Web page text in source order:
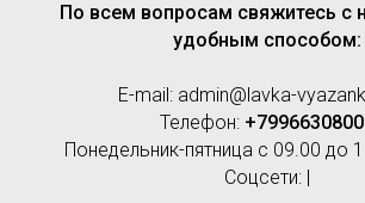
По всем вопросам свяжитесь
удобным способом:
E-mail: admin@lavka-
Телефон:
Понедельник-пятница с 09.00 до
Соцсети: |